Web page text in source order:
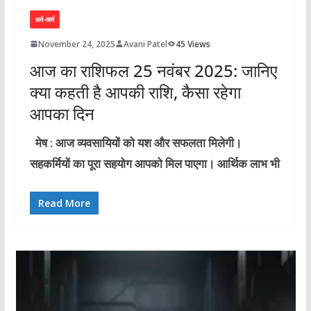
धर्म-कर्म
November 24, 2025 Avani Patel 45 Views
आज का राशिफल 25 नवंबर 2025: जानिए
क्या कहती है आपकी राशि, कैसा रहेगा
आपका दिन
मेष : आज व्यवसायियों को यश और सफलता मिलेगी।
सहकर्मियों का पूरा सहयोग आपको मिल पाएगा। आर्थिक लाभ भी
Read More